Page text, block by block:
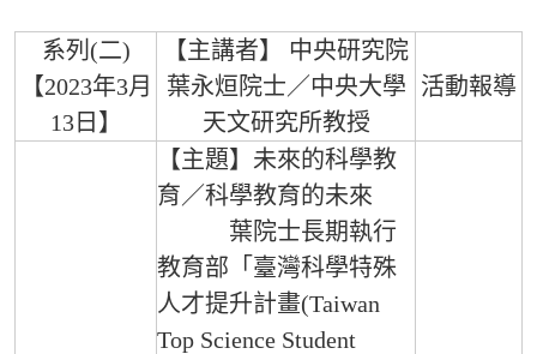
系列(二)
【2023年3月
13日】
【主講者】 中央研究院
葉永烜院士／中央大學
天文研究所教授
活動報導
【主題】未來的科學教
育／科學教育的未來
葉院士長期執行
教育部「臺灣科學特殊
人才提升計畫(Taiwan
Top Science Student